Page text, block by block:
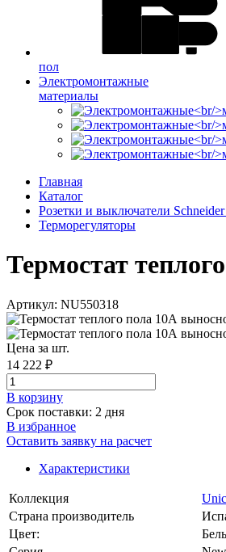
пол
Электромонтажные
материалы
Главная
Каталог
Розетки и выключатели
Терморегуляторы
Термостат
Артикул: NU550318
Цена за шт.
14 222 ₽
В корзинy
Срок поставки: 2 дня
В избранное
Оставить заявку на расчет
Характеристики
Коллекция
Страна производитель
Цвет: